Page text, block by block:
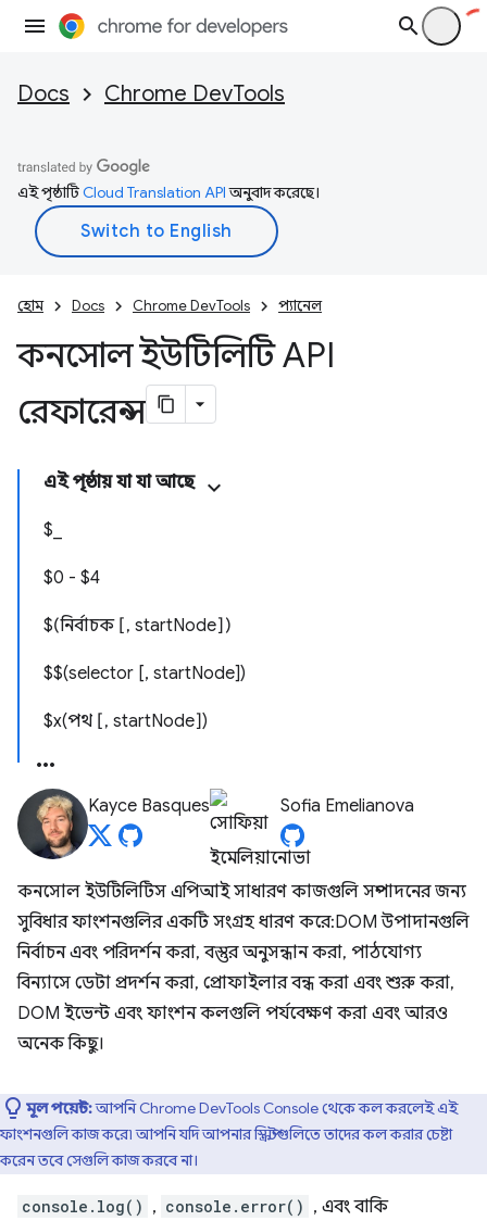
Docs Chrome DevTools
এই পৃষ্ঠাটিCloud Translation APIঅনুবাদ করেছে।
হোম Docs Chrome DevTools প্যানেল
কনসোল ইউটিলিটি API
রেফারেন্স
এই পৃষ্ঠায় যা যা আছে
$_
$0 - $4
$(নির্বাচক [, startNode])
$$(selector [, startNode])
$x(পথ [, startNode])
Kayce Basques Sofia Emelianova
কনসোল ইউটিলিটিস এপিআই সাধারণ কাজগুলি সম্পাদনের জন্য
সুবিধার ফাংশনগুলির একটি সংগ্রহ ধারণ করে: DOM উপাদানগুলি
নির্বাচন এবং পরিদর্শন করা, বস্তুর অনুসন্ধান করা, পাঠযোগ্য
বিন্যাসে ডেটা প্রদর্শন করা, প্রোফাইলার বন্ধ করা এবং শুরু করা,
DOM ইভেন্ট এবং ফাংশন কলগুলি পর্যবেক্ষণ করা এবং আরও
অনেক কিছু।
মূল পয়েন্ট:আপনি Chrome DevTools Console থেকে কল করলেই এই
ফাংশনগুলি কাজ করে৷ আপনি যদি আপনার স্ক্রিপ্টগুলিতে তাদের কল করার চেষ্টা
করেন তবে সেগুলি কাজ করবে না।
console.log() , console.error() , এবং বাকি